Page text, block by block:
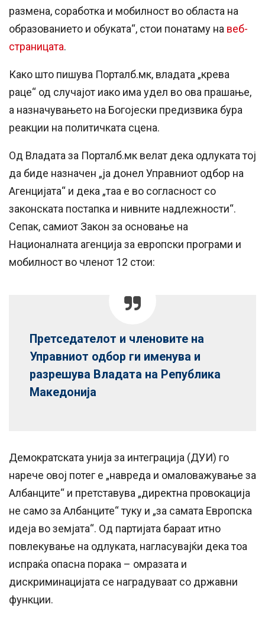
размена, соработка и мобилност во областа на
образованието и обуката“, стои понатаму на веб-
страницата.
Како што пишува Порталб.мк, владата „крева
раце“ од случајот иако има удел во ова прашање,
а назначувањето на Богојески предизвика бура
реакции на политичката сцена.
Од Владата за Порталб.мк велат дека одлуката тој
да биде назначен „ја донел Управниот одбор на
Агенцијата“ и дека „таа е во согласност со
законската постапка и нивните надлежности“.
Сепак, самиот Закон за основање на
Националната агенција за европски програми и
мобилност во членот 12 стои:
Претседателот и членовите на
Управниот одбор ги именува и
разрешува Владата на Република
Македонија
Демократската унија за интеграција (ДУИ) го
нарече овој потег е „навреда и омаловажување за
Албанците“ и претставува „директна провокација
не само за Албанците“ туку и „за самата Европска
идеја во земјата“. Од партијата бараат итно
повлекување на одлуката, нагласувајќи дека тоа
испраќа опасна порака – омразата и
дискриминацијата се наградуваат со државни
функции.